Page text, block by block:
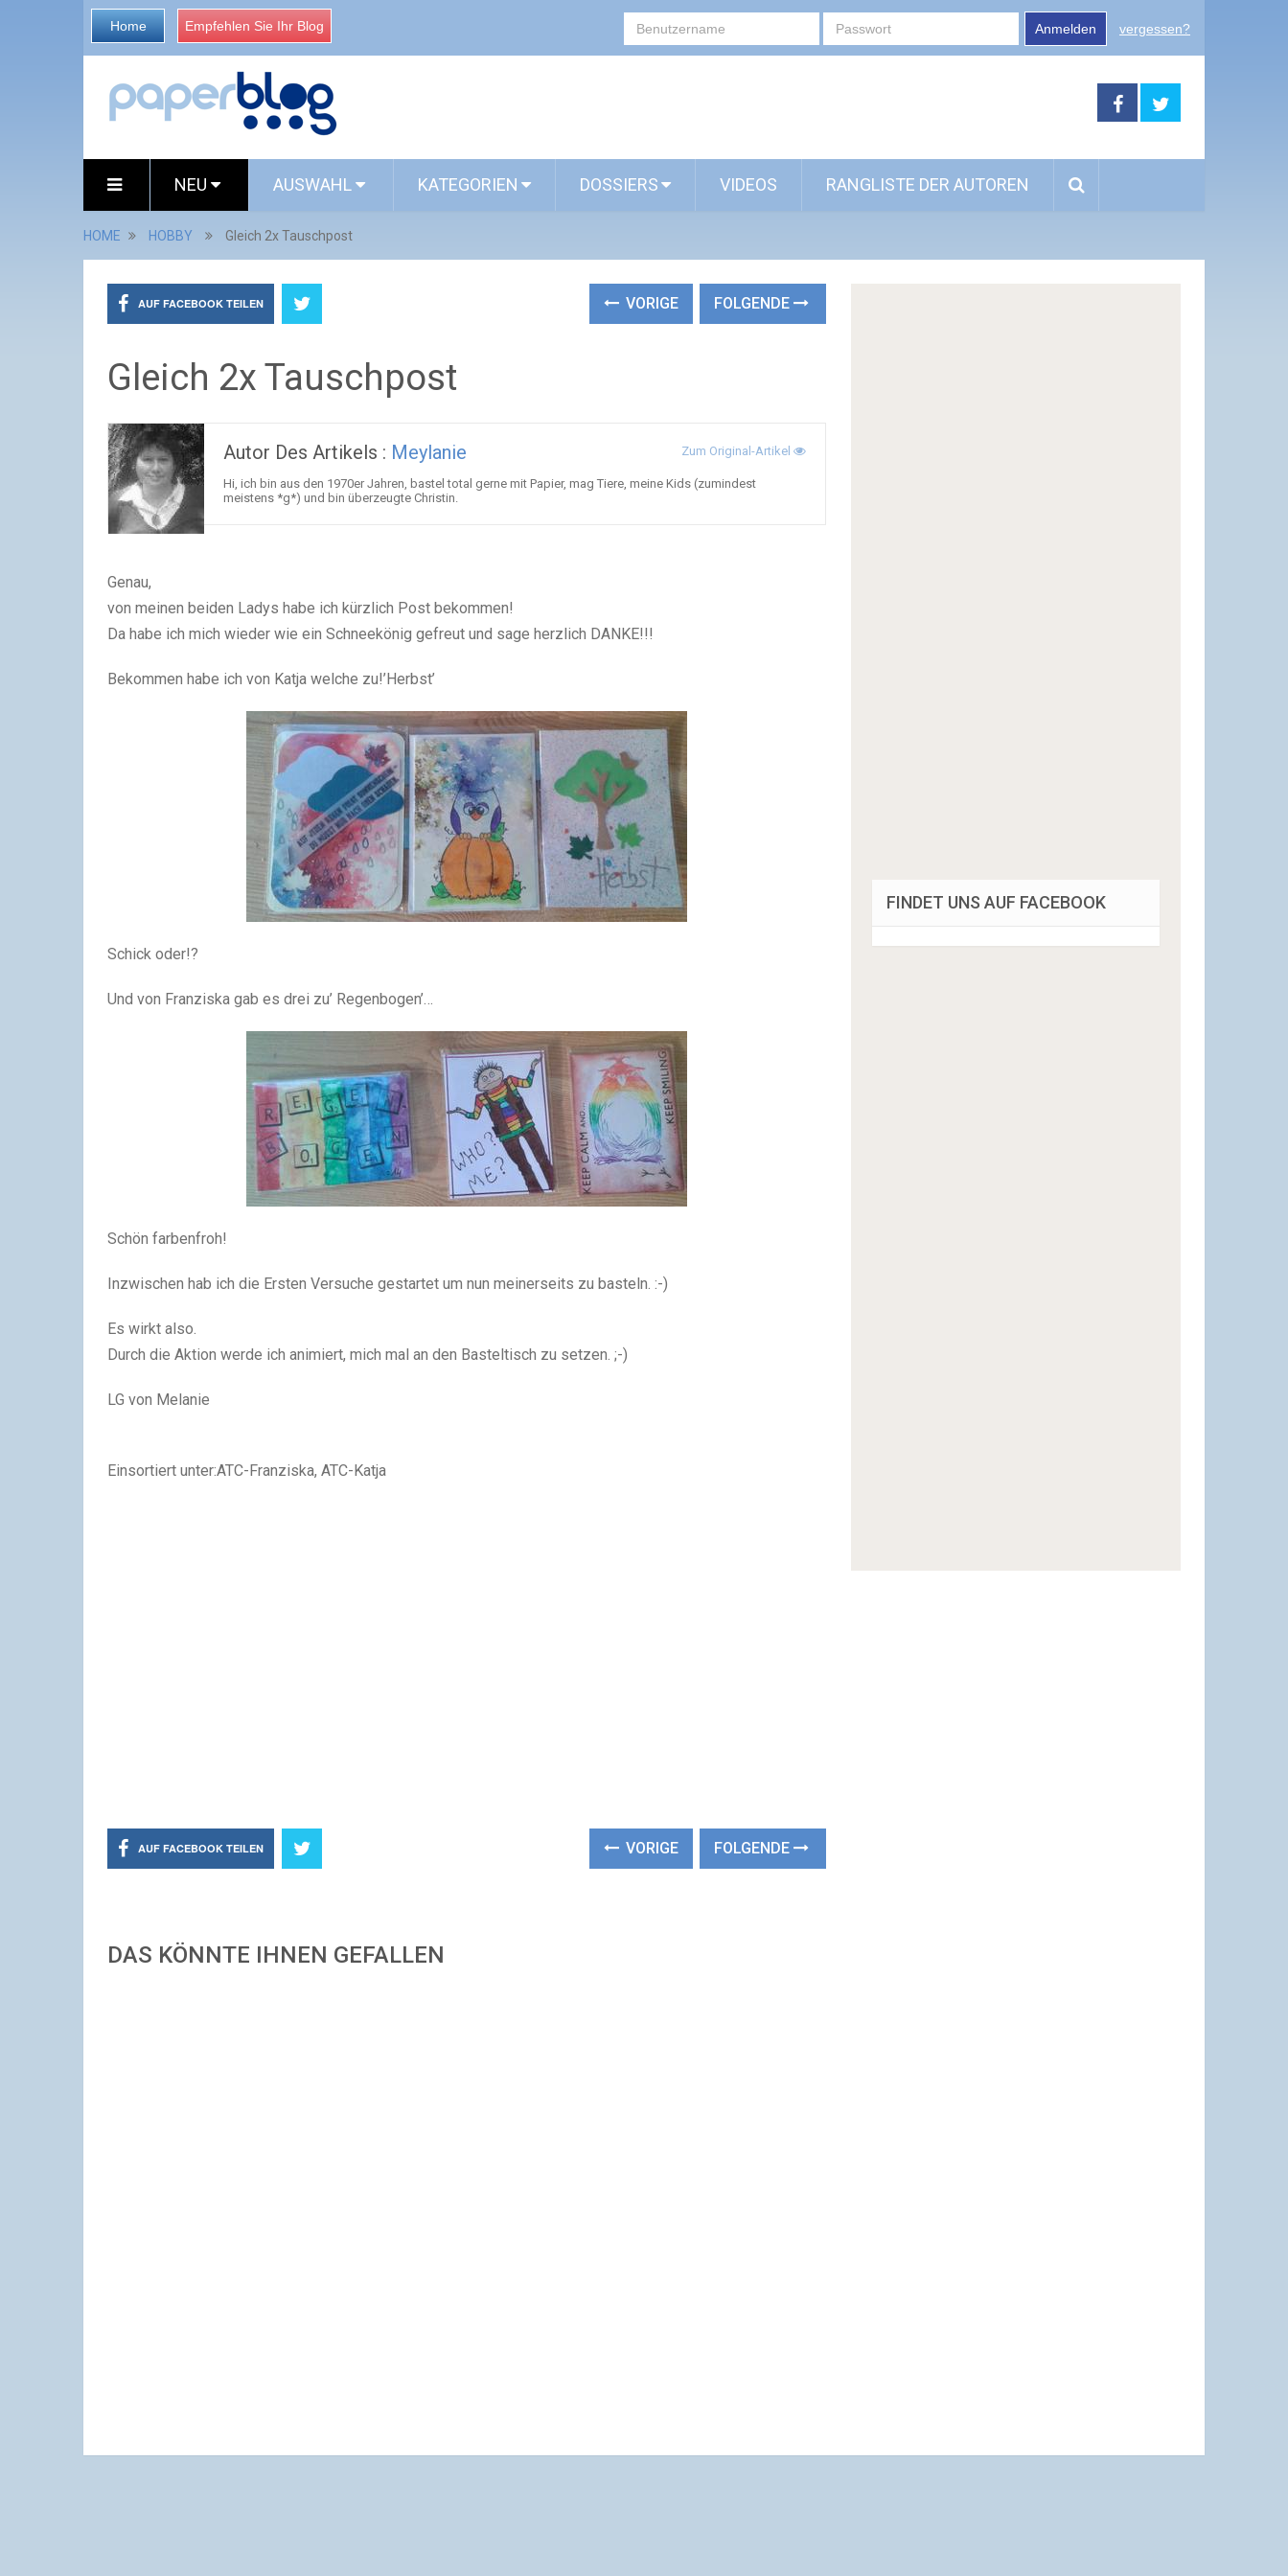
Home Empfehlen Sie Ihr Blog Anmelden vergessen?
NEU AUSWAHL KATEGORIEN DOSSIERS VIDEOS RANGLISTE DER AUTOREN
HOME HOBBY Gleich 2x Tauschpost
AUF FACEBOOK TEILEN VORIGE FOLGENDE
Gleich 2x Tauschpost
Autor Des Artikels : Meylanie Zum Original-Artikel
Hi, ich bin aus den 1970er Jahren, bastel total gerne mit Papier, mag Tiere, meine Kids (zumindest
meistens *g*) und bin überzeugte Christin.
Genau,
von meinen beiden Ladys habe ich kürzlich Post bekommen!
Da habe ich mich wieder wie ein Schneekönig gefreut und sage herzlich DANKE!!!
Bekommen habe ich von Katja welche zu!’Herbst’
Schick oder!?
Und von Franziska gab es drei zu’ Regenbogen’…
Schön farbenfroh!
Inzwischen hab ich die Ersten Versuche gestartet um nun meinerseits zu basteln. :-)
Es wirkt also.
Durch die Aktion werde ich animiert, mich mal an den Basteltisch zu setzen. ;-)
LG von Melanie
Einsortiert unter:ATC-Franziska, ATC-Katja
AUF FACEBOOK TEILEN VORIGE FOLGENDE
DAS KÖNNTE IHNEN GEFALLEN
FINDET UNS AUF FACEBOOK